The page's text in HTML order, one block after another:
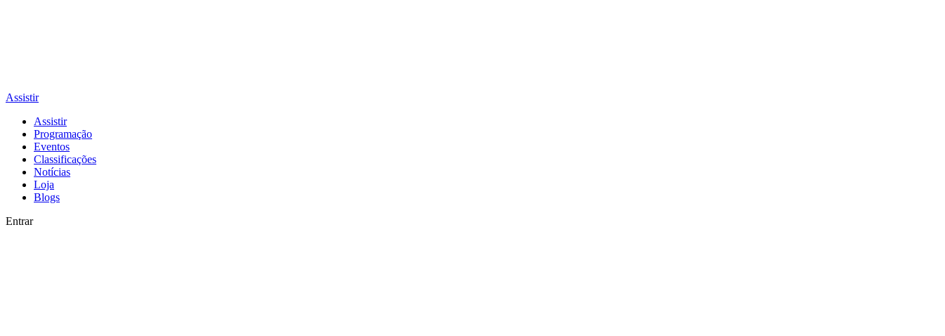
Assistir
Assistir
Programação
Eventos
Classificações
Notícias
Loja
Blogs
Entrar